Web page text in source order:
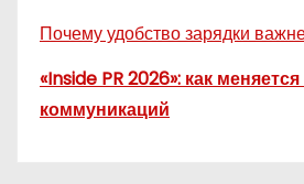
Почему удобство зарядки
«Inside PR 2026»: как
коммуникаций